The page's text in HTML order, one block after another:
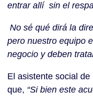
entrar allí sin el
No sé qué dirá la
pero nuestro equipo
negocio y deben
El asistente social
que, “Si bien este